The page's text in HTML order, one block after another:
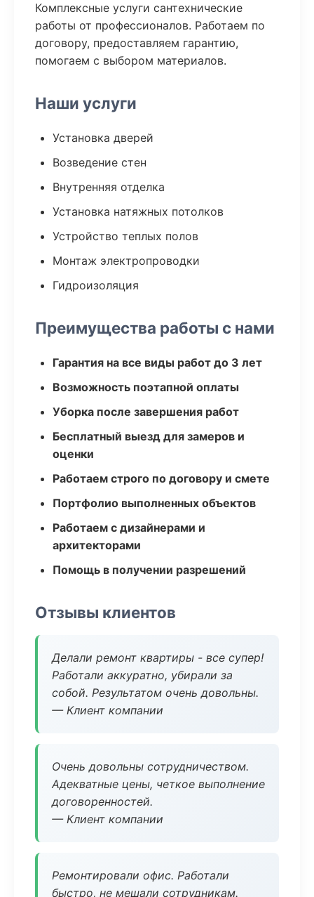
Комплексные услуги сантехнические
работы от профессионалов. Работаем по
договору, предоставляем гарантию,
помогаем с выбором материалов.
Наши услуги
Установка дверей
Возведение стен
Внутренняя отделка
Установка натяжных потолков
Устройство теплых полов
Монтаж электропроводки
Гидроизоляция
Преимущества работы с нами
Гарантия на все виды работ до 3 лет
Возможность поэтапной оплаты
Уборка после завершения работ
Бесплатный выезд для замеров и
оценки
Работаем строго по договору и смете
Портфолио выполненных объектов
Работаем с дизайнерами и
архитекторами
Помощь в получении разрешений
Отзывы клиентов
Делали ремонт квартиры - все супер!
Работали аккуратно, убирали за
собой. Результатом очень довольны.
— Клиент компании
Очень довольны сотрудничеством.
Адекватные цены, четкое выполнение
договоренностей.
— Клиент компании
Ремонтировали офис. Работали
быстро, не мешали сотрудникам.